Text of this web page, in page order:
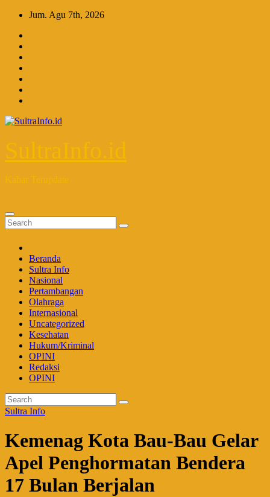
Skip
content
Jum. Agu 7th, 2026
SultraInfo.id
Kabar Terupdate
Beranda
Sultra Info
Nasional
Pertambangan
Olahraga
Internasional
Uncategorized
Kesehatan
Hukum/Kriminal
OPINI
Redaksi
OPINI
Sultra Info
Kemenag Kota Bau-Bau Gelar
Apel Penghormatan Bendera
17 Bulan Berjalan